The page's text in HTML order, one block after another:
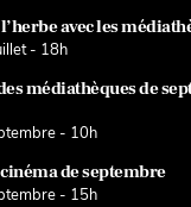
avec les
- 18h
médiathèques de
- 10h
de septembre
- 15h